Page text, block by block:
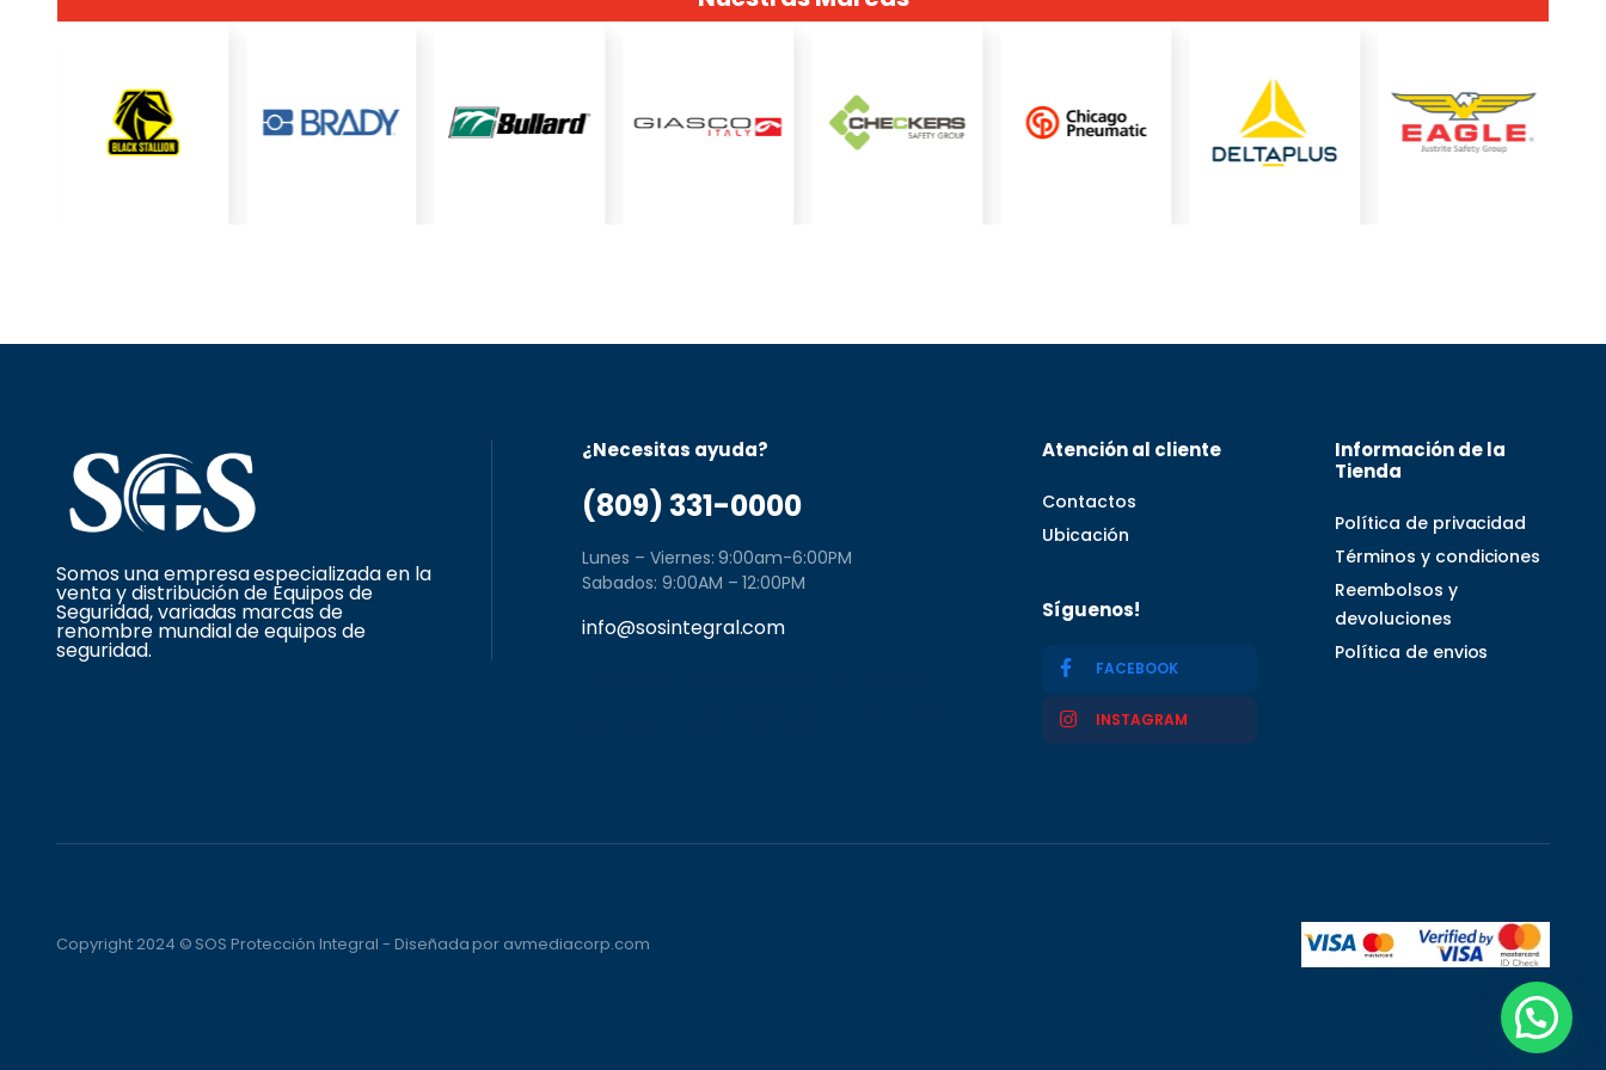
Somos una empresa especializada en la
venta y distribución de Equipos de
Seguridad, variadas marcas de
renombre mundial de equipos de
seguridad.
¿Necesitas ayuda?
(809) 331-0000
Lunes – Viernes: 9:00am-6:00PM
Sabados: 9:00AM – 12:00PM
info@sosintegral.com
Atención al cliente
Contactos
Ubicación
Síguenos!
FACEBOOK
INSTAGRAM
Información de la
Tienda
Política de privacidad
Términos y condiciones
Reembolsos y
devoluciones
Política de envios
Copyright 2024 © SOS Protección Integral - Diseñada por avmediacorp.com